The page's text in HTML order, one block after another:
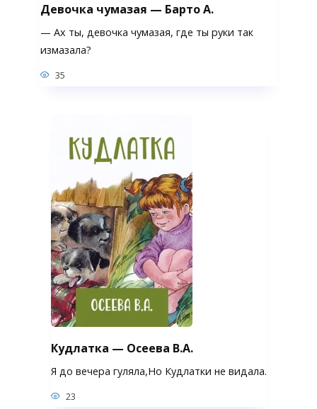
Девочка чумазая — Барто А.
— Ах ты, девочка чумазая, где ты руки так
измазала?
35
Кудлатка — Осеева В.А.
Я до вечера гуляла,Но Кудлатки не видала.
23